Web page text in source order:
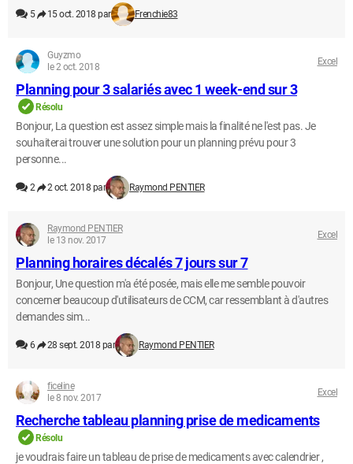
5 15 oct. 2018 par Frenchie83
Guyzmo
le 2 oct. 2018
Excel
Planning pour 3 salariés avec 1 week-end sur 3
Résolu
Bonjour, La question est assez simple mais la finalité ne l'est pas. Je
souhaiterai trouver une solution pour un planning prévu pour 3
personne...
2 2 oct. 2018 par Raymond PENTIER
Raymond PENTIER
le 13 nov. 2017
Excel
Planning horaires décalés 7 jours sur 7
Bonjour, Une question m'a été posée, mais elle me semble pouvoir
concerner beaucoup d'utilisateurs de CCM, car ressemblant à d'autres
demandes sim...
6 28 sept. 2018 par Raymond PENTIER
ficeline
le 8 nov. 2017
Excel
Recherche tableau planning prise de medicaments
Résolu
je voudrais faire un tableau de prise de medicaments avec calendrier ,